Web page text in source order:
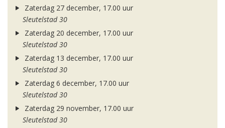
Zaterdag 27 december, 17.00 uur
Sleutelstad 30
Zaterdag 20 december, 17.00 uur
Sleutelstad 30
Zaterdag 13 december, 17.00 uur
Sleutelstad 30
Zaterdag 6 december, 17.00 uur
Sleutelstad 30
Zaterdag 29 november, 17.00 uur
Sleutelstad 30